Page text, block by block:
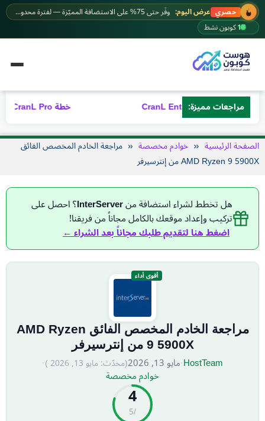
تخطى
إلى
حصري عرض اليوم: وفّر حتى 75% على الاستضافة المميّزة — لفترة محدودة.
17كوبون نشط
مراجعات مميزة:
الصفحة الرئيسية خوادم مخصصة
مراجعة الخادم المخصص الفائق
AMD Ryzen 9 5900X من إنترسيرفر
هل تخطط لشراء استضافة منInterServer؟ احصل على
تركيب وإعداد موقعك بالكامل مجاناً من فريقنا!
اضغط هنا لتقديم طلبك مجاناً بعد الشراء ←
أقوى أداء
مراجعة الخادم المخصص الفائق AMD Ryzen
9 5900X من إنترسيرفر
HostTeam
·مايو 13, 2026 (محدّث:مايو 13, 2026 )
·
خوادم مخصصة
4
/5